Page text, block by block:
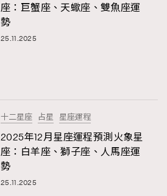
座：巨蟹座、天蠍座、雙魚座運
勢
25.11.2025
十二星座 占星 星座運程
2025年12月星座運程預測火象星
座：白羊座、獅子座、人馬座運
勢
25.11.2025